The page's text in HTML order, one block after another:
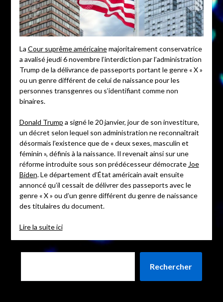
La Cour suprême américainemajoritairement conservatrice
a avalisé jeudi 6 novembre l’interdiction par l’administration
Trump de la délivrance de passeports portant le genre « X »
ou un genre différent de celui de naissance pour les
personnes transgenres ou s’identifiant comme non
binaires.
Donald Trump a signé le 20 janvier, jour de son investiture,
un décret selon lequel son administration ne reconnaîtrait
désormais l’existence que de « deux sexes, masculin et
féminin », définis à la naissance. Il revenait ainsi sur une
réforme introduite sous son prédécesseur démocrate Joe
Biden. Le département d’État américain avait ensuite
annoncé qu’il cessait de délivrer des passeports avec le
genre « X » ou d’un genre différent du genre de naissance
des titulaires du document.
Lire la suite ici
Rechercher